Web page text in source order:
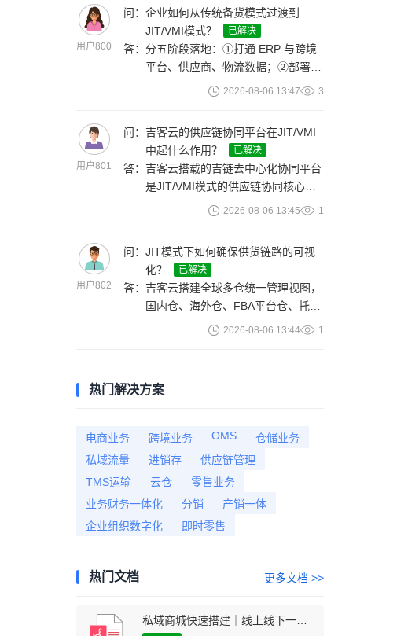
用户800
问： 企业如何从传统备货模式过渡到
JIT/VMI模式？
已解决
答： 分五阶段落地：①打通 ERP 与跨境
平台、供应商、物流数据；②部署
12 周滚动预测 + 季节修正及安全库
仓视图，配置异常自动预警；⑤迭代
调优预测补货参数，扩大 JIT/VMI 覆
盖。单系统可配置多品类供应链策
略，支持混合经营。
2026-08-06 13:47 3
用户801
问： 吉客云的供应链协同平台在JIT/VMI
中起什么作用？
已解决
答： 吉客云搭载的吉链去中心化协同平台
是JIT/VMI模式的供应链协同核心。
它实现供销双方快速对接，货品/库
享至供应商）、库存透明（供应商查
看实时库存数据）、订单协同（采购
订单自动推送至供应商）、物流追踪
（供应商发货后物流信息实时回
传）、账款自动结算（供销双方往来
2026-08-06 13:45 1
用户802
问： JIT模式下如何确保供货链路的可视
化？
已解决
答： 吉客云搭建全球多仓统一管理视图，
国内仓、海外仓、FBA平台仓、托管
仓的在库、在途、待入库库存数据实
库异常、货损问题。每天定时获取平
际数量差异，进行判责与库存修正。
准识别货品短少、延迟、错发等异
常，实时推送提醒。
2026-08-06 13:44 1
热门解决方案
电商业务 跨境业务 OMS
仓储业务
私域流量
进销存
供应链管理
TMS运输
云仓
零售业务
业务财务一体化
分销
产销一体
企业组织数字化
即时零售
热门文档 更多文档 >>
私域商城快速搭建｜线上线下一体化零售经营方案